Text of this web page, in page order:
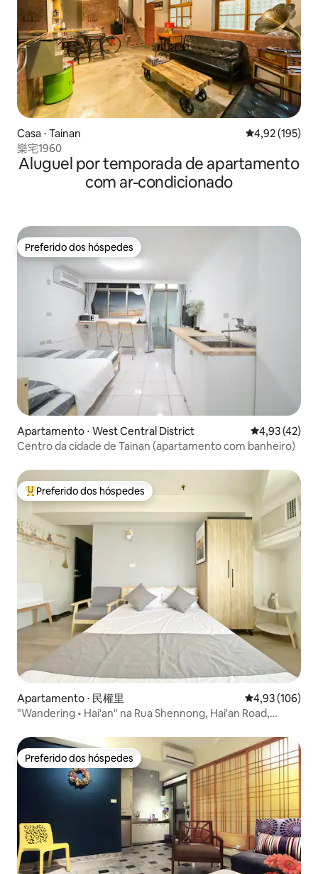
Casa ⋅ Tainan 4,92 de uma
4,92 (195)
樂宅1960
Aluguel por temporada de apartamento
com ar-condicionado
Preferido dos hóspedes
Preferido dos hóspedes
Apartamento ⋅ West Central District 4,93 de uma
4,93 (42)
Centro da cidade de Tainan (apartamento com banheiro)
Entre os melhores preferidos dos hóspedes
Preferido dos hóspedes
Apartamento ⋅ 民權里 4,93 de uma
4,93 (106)
"Wandering • Hai'an" na Rua Shennong, Hai'an Road,
apartamento mensal | Estação Ferroviária de Tainan |
Tainan
Preferido dos hóspedes
Preferido dos hóspedes